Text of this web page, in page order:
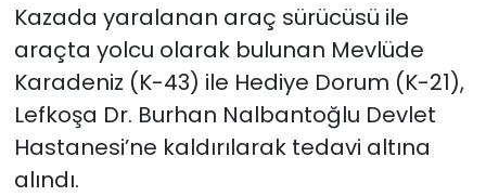
Kazada yaralanan araç sürücüsü ile
araçta yolcu olarak bulunan Mevlüde
Karadeniz (K-43) ile Hediye Dorum (K-21),
Lefkoşa Dr. Burhan Nalbantoğlu Devlet
Hastanesi’ne kaldırılarak tedavi altına
alındı.